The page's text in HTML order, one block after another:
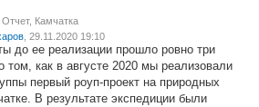
Отчет, Камчатка
, 29.11.2020 19:10
до ее реализации прошло ровно три
том, как в августе 2020 мы реализовали
первый роуп-проект на природных
В результате экспедиции были